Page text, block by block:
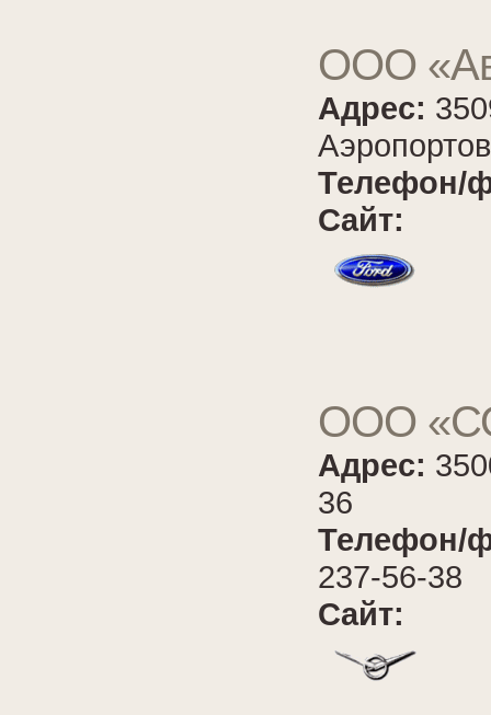
ООО
Адрес:
Телефон/
Сайт:
ООО
Адрес:
36
Телефон/
237-56-38
Сайт: